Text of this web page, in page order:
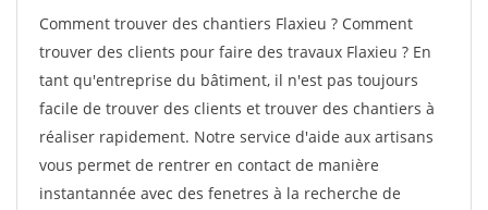
Comment trouver des chantiers Flaxieu ? Comment
trouver des clients pour faire des travaux Flaxieu ? En
tant qu'entreprise du bâtiment, il n'est pas toujours
facile de trouver des clients et trouver des chantiers à
réaliser rapidement. Notre service d'aide aux artisans
vous permet de rentrer en contact de manière
instantannée avec des fenetres à la recherche de